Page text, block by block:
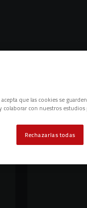
que las cookies se
con nuestros estudios
Rechazarlas todas